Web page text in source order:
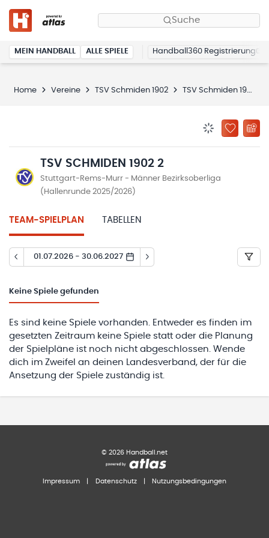
Suche
MEIN HANDBALL ALLE SPIELE Handball360 Registrierung
Home Vereine TSV Schmiden 1902 TSV Schmiden 1902 2
ZU
TSV SCHMIDEN 1902 2
Stuttgart-Rems-Murr - Männer Bezirksoberliga
(Hallenrunde 2025/2026)
TEAM-SPIELPLAN TABELLEN
01.07.2026 - 30.06.2027
Keine Spiele gefunden
Es sind keine Spiele vorhanden. Entweder es finden im
gesetzten Zeitraum keine Spiele statt oder die Planung
der Spielpläne ist noch nicht abgeschlossen. Wende
dich im Zweifel an deinen Landesverband, der für die
Ansetzung der Spiele zuständig ist.
© 2026 Handball.net
Impressum Datenschutz Nutzungsbedingungen